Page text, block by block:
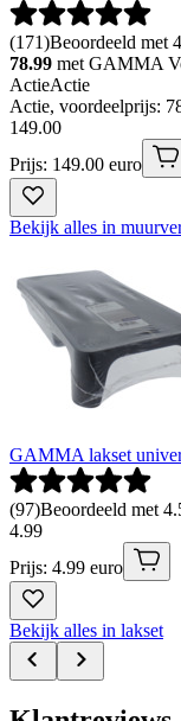
(171)Beoordeeld met
78.99 met GAMMA
ActieActie
Actie, voordeelprijs:
149.00
Prijs: 149.00 euro
Bekijk alles in
GAMMA lakset
(97)Beoordeeld met
4.99
Prijs: 4.99 euro
Bekijk alles in lakset